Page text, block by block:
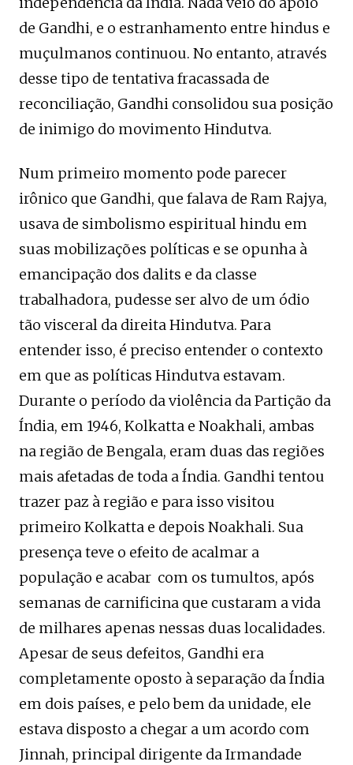
de Gandhi, e o estranhamento entre hindus e
muçulmanos continuou. No entanto, através
desse tipo de tentativa fracassada de
reconciliação, Gandhi consolidou sua posição
de inimigo do movimento Hindutva.
Num primeiro momento pode parecer
irônico que Gandhi, que falava de Ram Rajya,
usava de simbolismo espiritual hindu em
suas mobilizações políticas e se opunha à
emancipação dos dalits e da classe
trabalhadora, pudesse ser alvo de um ódio
tão visceral da direita Hindutva. Para
entender isso, é preciso entender o contexto
em que as políticas Hindutva estavam.
Durante o período da violência da Partição da
Índia, em 1946, Kolkatta e Noakhali, ambas
na região de Bengala, eram duas das regiões
mais afetadas de toda a Índia. Gandhi tentou
trazer paz à região e para isso visitou
primeiro Kolkatta e depois Noakhali. Sua
presença teve o efeito de acalmar a
população e acabar com os tumultos, após
semanas de carnificina que custaram a vida
de milhares apenas nessas duas localidades.
Apesar de seus defeitos, Gandhi era
completamente oposto à separação da Índia
em dois países, e pelo bem da unidade, ele
estava disposto a chegar a um acordo com
Jinnah, principal dirigente da Irmandade